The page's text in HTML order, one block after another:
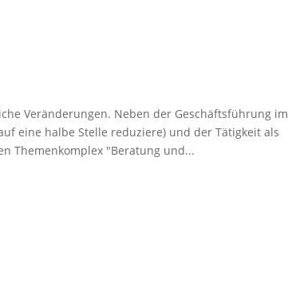
Veränderungen. Neben der Geschäftsführung im
eine halbe Stelle reduziere) und der Tätigkeit als
Themenkomplex "Beratung und...